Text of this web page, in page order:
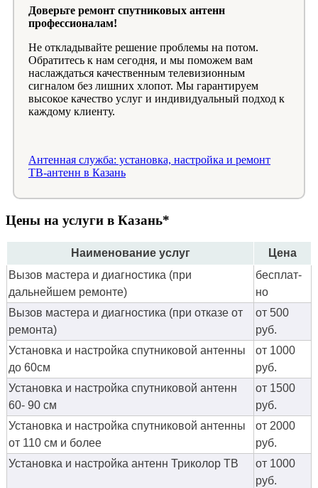
Доверьте ремонт спутниковых антенн
профессионалам!
Не откладывайте решение проблемы на потом.
Обратитесь к нам сегодня, и мы поможем вам
наслаждаться качественным телевизионным
сигналом без лишних хлопот. Мы гарантируем
высокое качество услуг и индивидуальный подход к
каждому клиенту.
Антенная служба: установка, настройка и ремонт
ТВ-антенн в Казань
Цены на услуги в Казань*
Наименование услуг
Цена
Вызов мастера и диагностика (при
дальнейшем ремонте)
бес­плат­
но
Вызов мастера и диагностика (при отказе от
ремонта)
от 500
руб.
Установка и настройка спутниковой антенны
до 60см
от 1000
руб.
Установка и настройка спутниковой антенн
60- 90 см
от 1500
руб.
Установка и настройка спутниковой антенны
от 110 см и более
от 2000
руб.
Установка и настройка антенн Триколор ТВ
от 1000
руб.